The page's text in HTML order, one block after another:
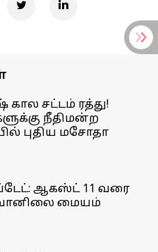
கால சட்டம் ரத்து!
நீதிமன்ற
புதிய மசோதா
ஆகஸ்ட் 11 வரை
மையம்